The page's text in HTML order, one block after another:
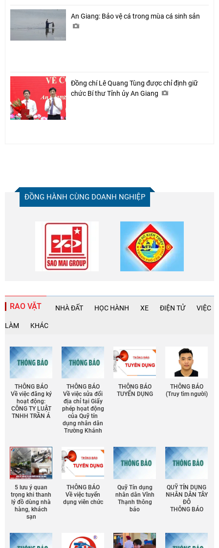
An Giang: Bảo vệ cá trong mùa cá sinh sản
Đồng chí Lê Quang Tùng được chỉ định giữ
chức Bí thư Tỉnh ủy An Giang
ĐỒNG HÀNH CÙNG DOANH NGHIỆP
RAO VẶT NHÀ ĐẤT HỌC HÀNH XE ĐIỆN TỬ VIỆC
LÀM KHÁC
THÔNG BÁO
Về việc đăng ký
hoạt động:
CÔNG TY LUẬT
TNHH TRẦN Á
THÔNG BÁO
Về việc sửa đổi
địa chỉ tại Giấy
phép họat động
của Quỹ tín
dụng nhân dân
Trường Khánh
THÔNG BÁO
TUYỂN DỤNG
THÔNG BÁO
(Truy tìm người)
5 lưu ý quan
trọng khi thanh
lý đồ dùng nhà
hàng, khách
sạn
THÔNG BÁO
Về việc tuyển
dụng viên chức
Quỹ Tín dụng
nhân dân Vĩnh
Thạnh thông
báo
QUỸ TÍN DỤNG
NHÂN DÂN TÂY
ĐÔ
THÔNG BÁO